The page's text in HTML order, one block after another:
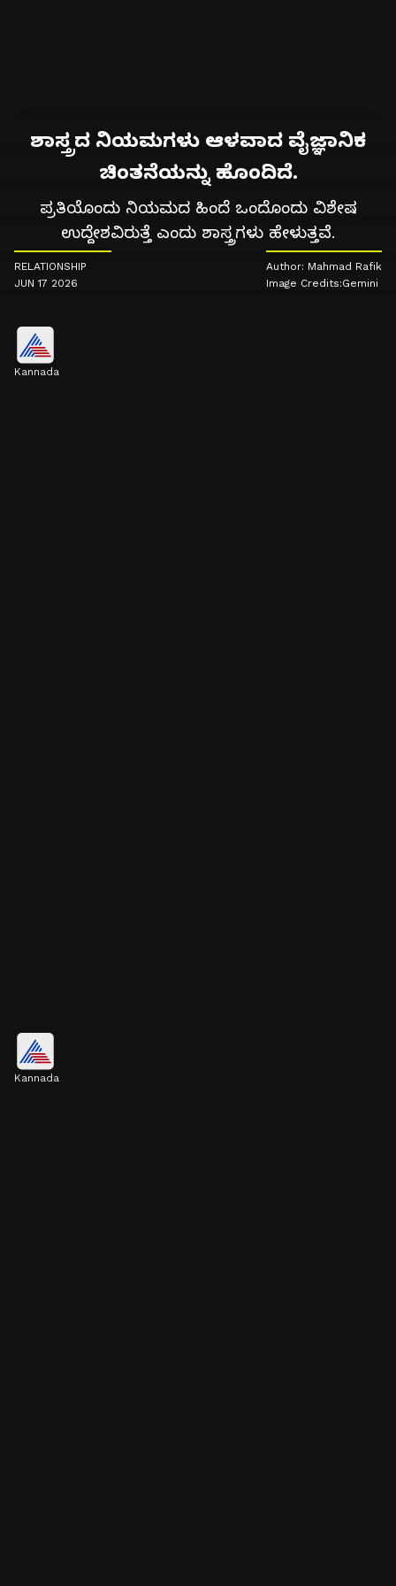
ಶಾಸ್ತ್ರದ ನಿಯಮಗಳು ಆಳವಾದ ವೈಜ್ಞಾನಿಕ
ಚಿಂತನೆಯನ್ನು ಹೊಂದಿದೆ.
ಪ್ರತಿಯೊಂದು ನಿಯಮದ ಹಿಂದೆ ಒಂದೊಂದು ವಿಶೇಷ
ಉದ್ದೇಶವಿರುತ್ತೆ ಎಂದು ಶಾಸ್ತ್ರಗಳು ಹೇಳುತ್ತವೆ.
RELATIONSHIP
JUN 17 2026
Author: Mahmad Rafik
Image Credits:Gemini
Kannada
ಊಟ, ಪಾನೀಯಗಳಿಂದ ಹಿಡಿದು ರಾತ್ರಿ ಮಲಗುವರೆಗೆ
Kannada